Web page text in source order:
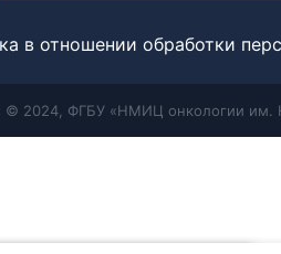
в отношении обработки
© 2024, ФГБУ «НМИЦ онкологии им.